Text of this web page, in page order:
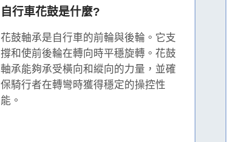
自行車花鼓是什麼?
花鼓軸承是自行車的前輪與後輪。它支
撐和使前後輪在轉向時平穩旋轉。花鼓
軸承能夠承受橫向和縱向的力量，並確
保騎行者在轉彎時獲得穩定的操控性
能。